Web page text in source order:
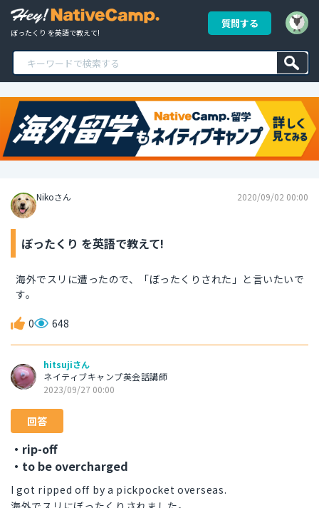
ぼったくり を英語で教えて!
質問する
Nikoさん 2020/09/02 00:00
ぼったくり を英語で教えて!
海外でスリに遭ったので、「ぼったくりされた」と言いたいで
す。
0 648
hitsujiさん
ネイティブキャンプ英会話講師
2023/09/27 00:00
回答
・rip-off
・to be overcharged
I got ripped off by a pickpocket overseas.